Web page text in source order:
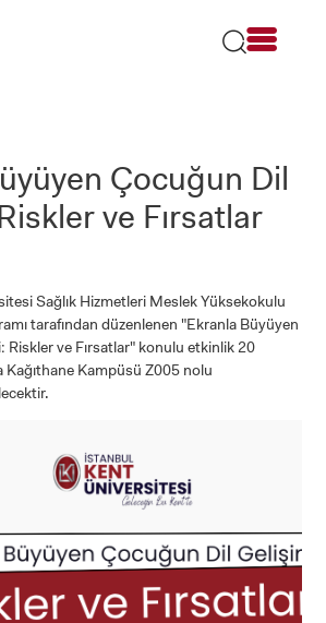
Çocuğun Dil
ve Fırsatlar
Sağlık Hizmetleri Meslek Yüksekokulu
tarafından düzenlenen "Ekranla Büyüyen
Riskler ve Fırsatlar" konulu etkinlik 20
Kampüsü Z005 nolu